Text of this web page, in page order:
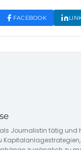
FACEBOOK
Journalistin tätig und